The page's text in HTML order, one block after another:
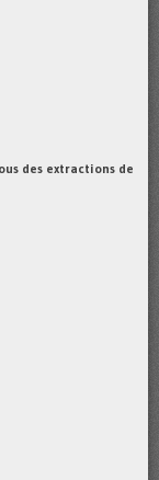
des extractions de